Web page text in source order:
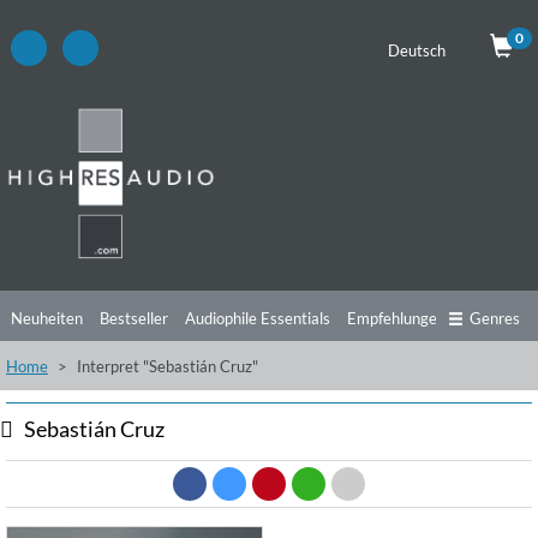
Deutsch
0
Neuheiten Bestseller Audiophile Essentials Empfehlungen
Hörtipps Top Alben Angebote
Videos
Genres
Home Interpret "Sebastián Cruz"
Sebastián Cruz